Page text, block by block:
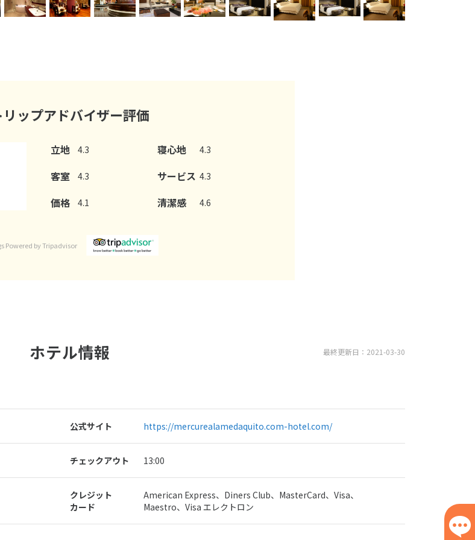
リップアドバイザー評価
立地 4.3 寝心地 4.3
客室 4.3 サービス 4.3
価格 4.1 清潔感 4.6
Powered by Tripadvisor
最終更新日：2021-03-30
ホテル情報
公式サイト https://mercurealamedaquito.com-hotel.com/
チェックアウト 13:00
クレジット
カード
American Express、Diners Club、MasterCard、Visa、
Maestro、Visa エレクトロン